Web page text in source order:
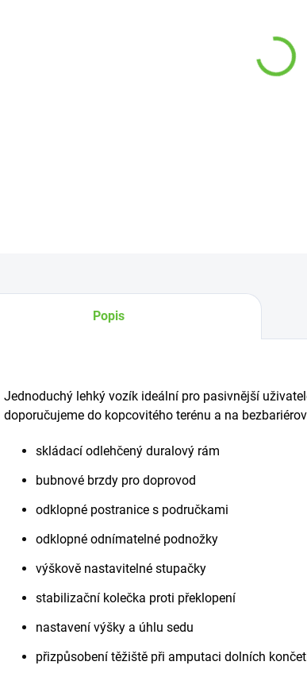
Popis
Jednoduchý lehký vozík ideální pro pasivnější
doporučujeme do kopcovitého terénu a na
skládací odlehčený duralový rám
bubnové brzdy pro doprovod
odklopné postranice s područkami
odklopné odnímatelné podnožky
výškově nastavitelné stupačky
stabilizační kolečka proti překlopení
nastavení výšky a úhlu sedu
přizpůsobení těžiště při amputaci dolních